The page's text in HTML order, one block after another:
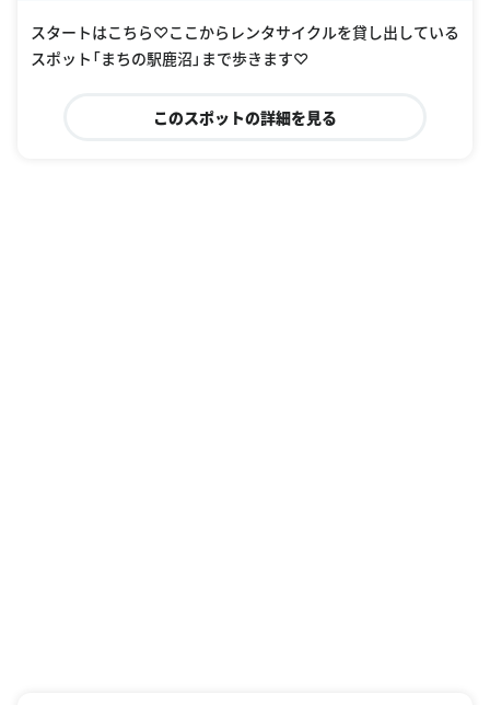
スタートはこちら♡ここからレンタサイクルを貸し出している
スポット「まちの駅鹿沼」まで歩きます♡
このスポットの詳細を見る